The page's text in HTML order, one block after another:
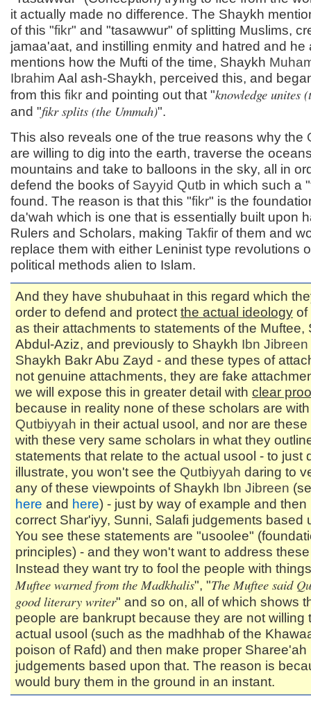
it actually made no difference. The Shaykh
of this "fikr" and "tasawwur" of splitting Muslims,
jamaa'aat, and instilling enmity and hatred and he
mentions how the Mufti of the time, Shaykh
Ibrahim Aal ash-Shaykh, perceived this, and
from this fikr and pointing out that "knowledge unites
and "fikr splits (the Ummah)".
This also reveals one of the true reasons why the
are willing to dig into the earth, traverse the
mountains and take to balloons in the sky, all in
defend the books of Sayyid Qutb in which such a "
found. The reason is that this "fikr" is the
da'wah which is one that is essentially built upon
Rulers and Scholars, making Takfir of them and
replace them with either Leninist type revolutions
political methods alien to Islam.
And they have shubuhaat in this regard which
order to defend and protect the actual ideology of
as their attachments to statements of the Muftee,
Abdul-Aziz, and previously to Shaykh Ibn Jibreen
Shaykh Bakr Abu Zayd - and these types of
not genuine attachments, they are fake
we will expose this in greater detail with clear
because in reality none of these scholars are
Qutbiyyah in their actual usool, and nor are these
with these very same scholars in what they
statements that relate to the actual usool - to just
illustrate, you won't see the Qutbiyyah daring to
any of these viewpoints of Shaykh Ibn Jibreen
here and here) - just by way of example and then
correct Shar'iyy, Sunni, Salafi judgements based
You see these statements are "usoolee"
principles) - and they won't want to address
Instead they want try to fool the people with
Muftee warned from the Madkhalis", "The Muftee said
good literary writer" and so on, all of which shows
people are bankrupt because they are not willing
actual usool (such as the madhhab of the
poison of Rafd) and then make proper Sharee'ah
judgements based upon that. The reason is
would bury them in the ground in an instant.